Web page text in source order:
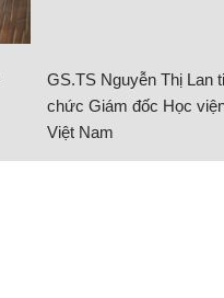
GS.TS Nguyễn Thị Lan
chức Giám đốc Học
Việt Nam